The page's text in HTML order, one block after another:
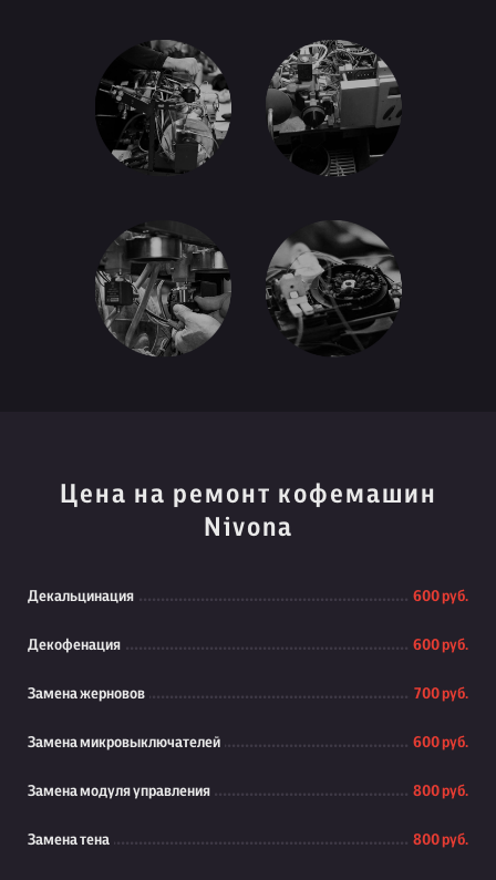
Цена на ремонт кофемашин
Nivona
Декальцинация 600 руб.
Декофенация 600 руб.
Замена жерновов 700 руб.
Замена микровыключателей 600 руб.
Замена модуля управления 800 руб.
Замена тена 800 руб.